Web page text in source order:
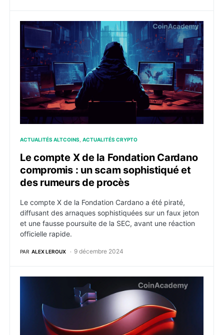
Le compte X de la Fondation Cardano compromis :
ACTUALITÉS ALTCOINS ACTUALITÉS CRYPTO
Le compte X de la Fondation Cardano
compromis : un scam sophistiqué et
des rumeurs de procès
Le compte X de la Fondation Cardano a été piraté,
diffusant des arnaques sophistiquées sur un faux jeton
et une fausse poursuite de la SEC, avant une réaction
officielle rapide.
PAR ALEX LEROUX 9 décembre 2024
Kakarot abandonne Starknet pour lancer un moteur